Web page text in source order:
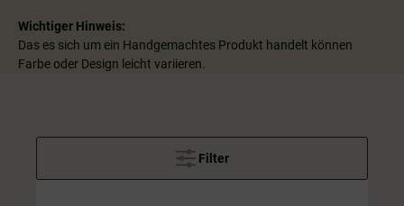
Wichtiger Hinweis:
Das es sich um ein Handgemachtes Produkt handelt können
Farbe oder Design leicht variieren.
Filter